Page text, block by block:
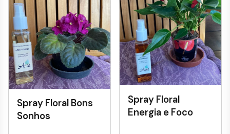
Spray Floral Bons
Sonhos
Spray Floral
Energia e Foco